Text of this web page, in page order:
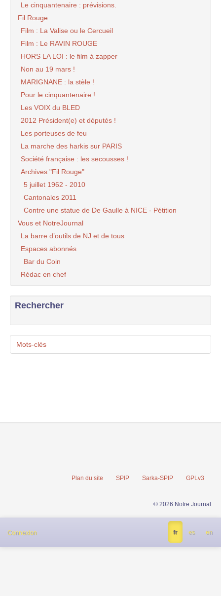
Le cinquantenaire : prévisions.
Fil Rouge
Film : La Valise ou le Cercueil
Film : Le RAVIN ROUGE
HORS LA LOI : le film à zapper
Non au 19 mars !
MARIGNANE : la stèle !
Pour le cinquantenaire !
Les VOIX du BLED
2012 Président(e) et députés !
Les porteuses de feu
La marche des harkis sur PARIS
Société française : les secousses !
Archives "Fil Rouge"
5 juillet 1962 - 2010
Cantonales 2011
Contre une statue de De Gaulle à NICE - Pétition
Vous et NotreJournal
La barre d’outils de NJ et de tous
Espaces abonnés
Bar du Coin
Rédac en chef
Rechercher
Mots-clés
Plan du site SPIP Sarka-SPIP GPLv3
© 2026 Notre Journal
Connexion fr es en